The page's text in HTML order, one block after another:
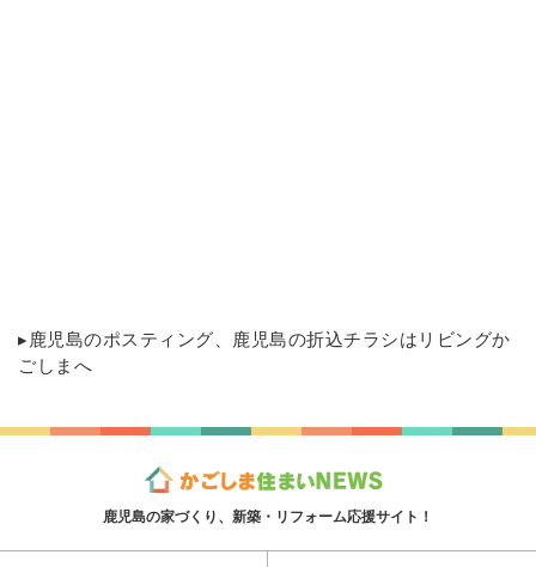
▸ 鹿児島のポスティング 、鹿児島の折込チラシはリビングか
ごしまへ
鹿児島の家づくり、新築・リフォーム応援サイト！